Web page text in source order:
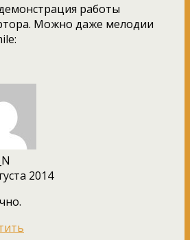
работы
Можно даже мелодии
2014